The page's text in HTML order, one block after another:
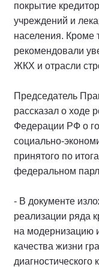
покрытие
учреждений и
населения. Кроме
рекомендовали
ЖКХ и отрасли
Председатель
рассказал о ходе
Федерации РФ о
социально-
принятого по
федеральном
- В документе
реализации ряда
на модернизацию
качества жизни
диагностического